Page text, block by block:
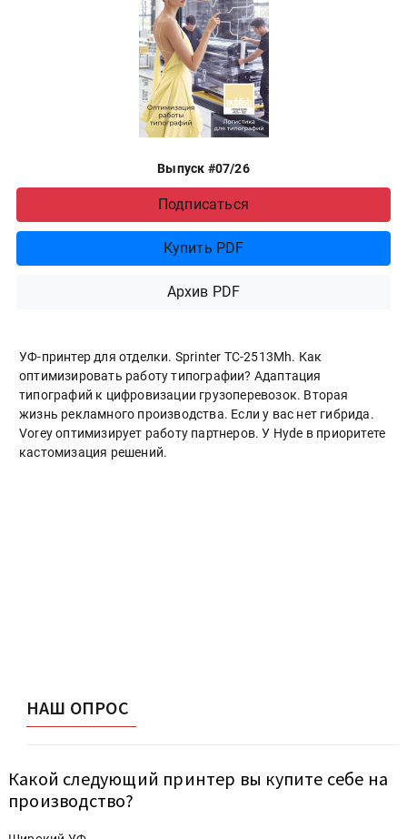
Выпуск #07/26
Подписаться
Купить PDF
Архив PDF
УФ-принтер для отделки. Sprinter ТС-2513Mh. Как
оптимизировать работу типографии? Адаптация
типографий к цифровизации грузоперевозок. Вторая
жизнь рекламного производства. Если у вас нет гибрида.
Vorey оптимизирует работу партнеров. У Hyde в приоритете
кастомизация решений.
НАШ ОПРОС
Какой следующий принтер вы купите себе на
производство?